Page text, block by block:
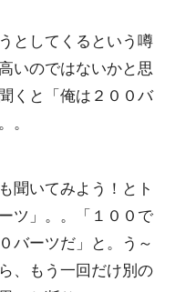
としてくるという噂
いのではないかと思
くと「俺は２００バ
。
聞いてみよう！ とト
ツ」。。「１００で
バーツだ」と。う～
、
もう一回だけ別の